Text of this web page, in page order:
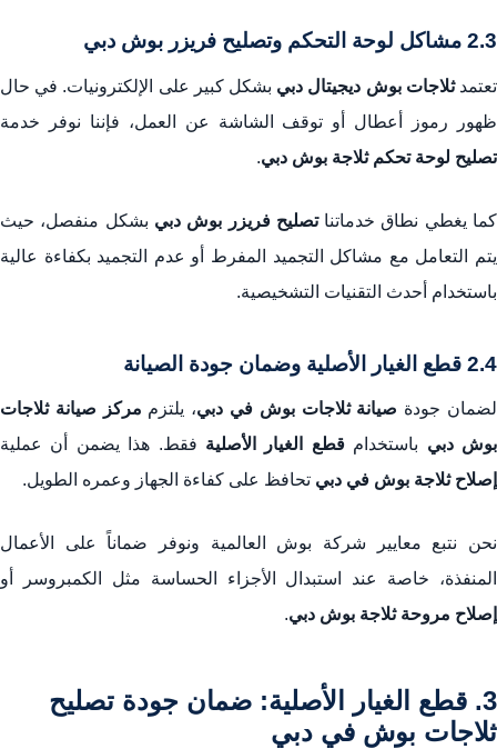
2.3 مشاكل لوحة التحكم وتصليح فريزر بوش دبي
تعتمدثلاجات بوش ديجيتال دبي بشكل كبير على الإلكترونيات. في حال
ظهور رموز أعطال أو توقف الشاشة عن العمل، فإننا نوفر خدمة
تصليح لوحة تحكم ثلاجة بوش دبي.
كما يغطي نطاق خدماتناتصليح فريزر بوش دبي بشكل منفصل، حيث
يتم التعامل مع مشاكل التجميد المفرط أو عدم التجميد بكفاءة عالية
باستخدام أحدث التقنيات التشخيصية.
2.4 قطع الغيار الأصلية وضمان جودة الصيانة
لضمان جودة صيانة ثلاجات بوش في دبي، يلتزم مركز صيانة ثلاجات
بوش دبي باستخدامقطع الغيار الأصلية فقط. هذا يضمن أن عملية
إصلاح ثلاجة بوش في دبي تحافظ على كفاءة الجهاز وعمره الطويل.
نحن نتبع معايير شركة بوش العالمية ونوفر ضماناً على الأعمال
المنفذة، خاصة عند استبدال الأجزاء الحساسة مثل الكمبروسر أو
إصلاح مروحة ثلاجة بوش دبي.
3. قطع الغيار الأصلية: ضمان جودة تصليح
ثلاجات بوش في دبي